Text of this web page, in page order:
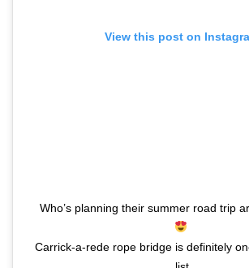
View this post on
Who’s planning their summer road trip
Carrick-a-rede rope bridge is definitely